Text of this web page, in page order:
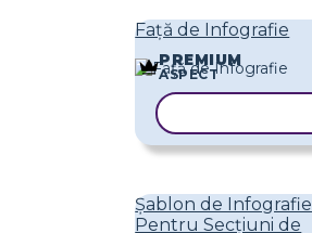
Față de Infografie
PREMIUM
ASPECT
Șablon de Infografie
Pentru Secțiuni de